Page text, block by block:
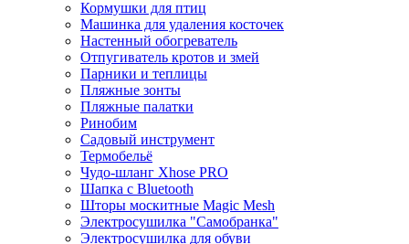
Кормушки для птиц
Машинка для удаления косточек
Настенный обогреватель
Отпугиватель кротов и змей
Парники и теплицы
Пляжные зонты
Пляжные палатки
Ринобим
Садовый инструмент
Термобельё
Чудо-шланг Xhose PRO
Шапка с Bluetooth
Шторы москитные Magic Mesh
Электросушилка "Самобранка"
Электросушилка для обуви